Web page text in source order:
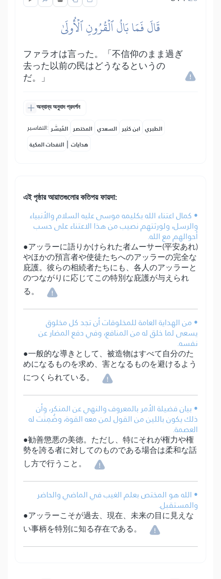
قَالَ فَمَا بَالُ ٱلۡقُرُونِ ٱلۡأُولَىٰ
ファラオは言った。「不信仰のまま過ぎ
去った以前の民はどうなるというの
だ。」
অন্যান্য অনুবাদ প্রদর্শন
التفاسير: المُيسَّر المختصر السعدي ابن كثير الطبري
النفحات المكية | هدايات
এই পৃষ্ঠার আয়াতগুলোর কতিপয় ফায়দা:
• كمال اعتناء الله بكليمه موسى عليه السلام والأنبياء
والرسل، ولورثتهم نصيب من هذا الاعتناء على حسب
أحوالهم مع الله.
●アッラーに語りかけられた者ムーサー(平安あれ)
やほかの預言者や使徒たちへのアッラーの完全な
庇護。彼らの相続者たちにも、各人のアッラーと
のつながりに応じてこの特別な庇護が与えられ
る。
• من الهداية العامة للمخلوقات أن تجد كل مخلوق
يسعى لما خلق له من المنافع، وفي دفع المضار عن
نفسه.
●一般的な導きとして、被造物はすべて自分のた
めになるものを求め、害となるものを避けるよう
につくられている。
• بيان فضيلة الأمر بالمعروف والنهي عن المنكر، وأن
ذلك يكون باللين من القول لمن معه القوة، وضُمِنَت له
العصمة.
●勧善懲悪の美徳。ただし、特にそれが権力や権
勢を誇る者に対してのものである場合は柔和な話
し方で行うこと。
• الله هو المختص بعلم الغيب في الماضي والحاضر
والمستقبل.
●アッラーこそが過去、現在、未来の目に見えな
い事柄を特別に知る存在である。